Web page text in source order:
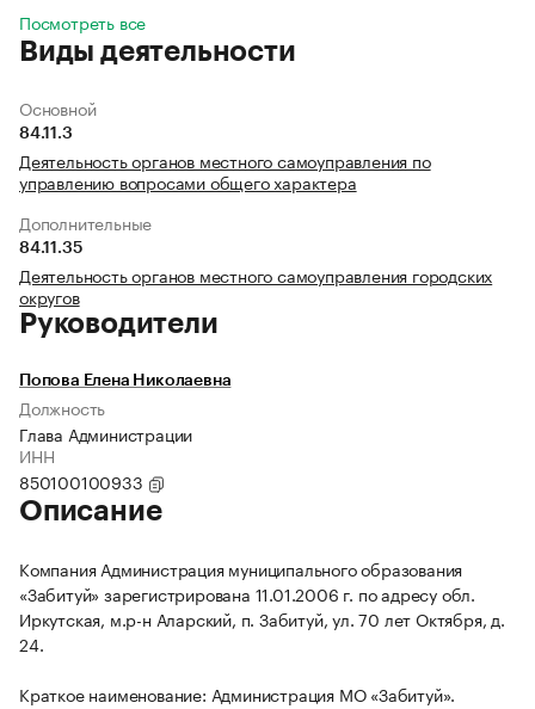
Посмотреть все
Виды деятельности
Основной
84.11.3
Деятельность органов местного самоуправления по
управлению вопросами общего характера
Дополнительные
84.11.35
Деятельность органов местного самоуправления городских
округов
Руководители
Попова Елена Николаевна
Должность
Глава Администрации
ИНН
850100100933
Описание
Компания Администрация муниципального образования
«Забитуй» зарегистрирована 11.01.2006 г. по адресу обл.
Иркутская, м.р-н Аларский, п. Забитуй, ул. 70 лет Октября, д.
24.
Краткое наименование: Администрация МО «Забитуй».